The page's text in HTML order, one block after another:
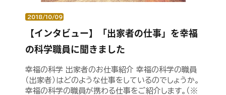
2018/10/09
【インタビュー】「出家者の仕事」を幸福
の科学職員に聞きました
幸福の科学 出家者のお仕事紹介 幸福の科学の職員
（出家者）はどのような仕事をしているのでしょうか。
幸福の科学の職員が携わる仕事をご紹介します。（※